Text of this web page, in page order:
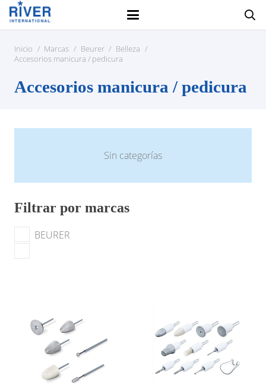
Inicio / Marcas / Beurer / Belleza /
Accesorios manicura / pedicura
Accesorios manicura / pedicura
Sin categorías
Filtrar por marcas
BEURER